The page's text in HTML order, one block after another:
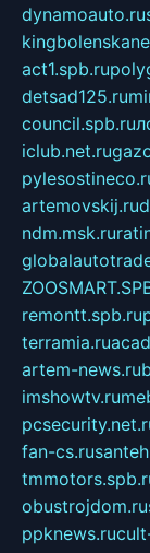
dynamoauto.ru
act1.spb.ru
detsad125.ru
council.spb.ru
iclub.net.ru
artemovskij.ru
ndm.msk.ru
remontt.spb.ru
terramia.ru
artem-news.ru
imshowtv.ru
fan-cs.ru
obustrojdom.ru
ppknews.ru